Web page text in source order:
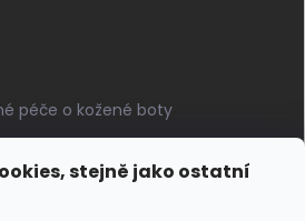
stejně jako ostatní
péče o kožené boty
opasků: vůně pravé kůže, dotek